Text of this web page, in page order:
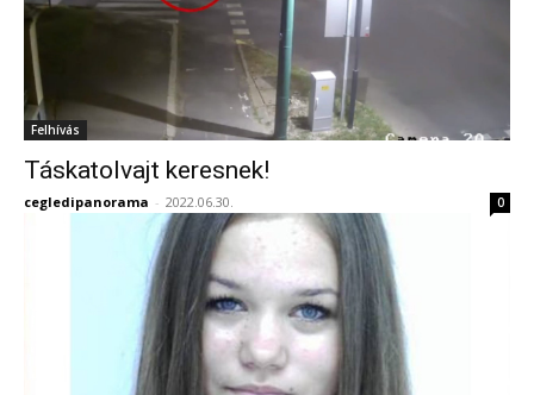
Felhívás
Táskatolvajt keresnek!
cegledipanorama - 2022.06.30. 0